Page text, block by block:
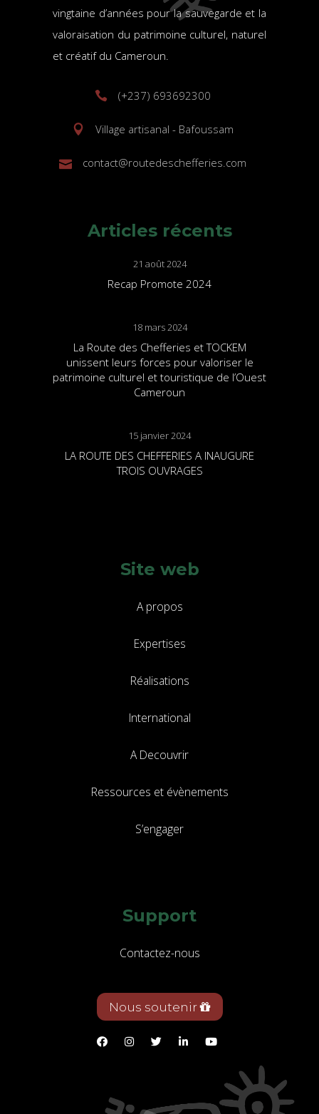
vingtaine d’années pour la sauvegarde et la
valoraisation du patrimoine culturel, naturel
et créatif du Cameroun.
(+237) 693692300
Village artisanal - Bafoussam
contact@routedeschefferies.com
Articles récents
21 août 2024
Recap Promote 2024
18 mars 2024
La Route des Chefferies et TOCKEM
unissent leurs forces pour valoriser le
patrimoine culturel et touristique de l’Ouest
Cameroun
15 janvier 2024
LA ROUTE DES CHEFFERIES A INAUGURE
TROIS OUVRAGES
Site web
A propos
Expertises
Réalisations
International
A Decouvrir
Ressources et évènements
S’engager
Support
Contactez-nous
Nous soutenir